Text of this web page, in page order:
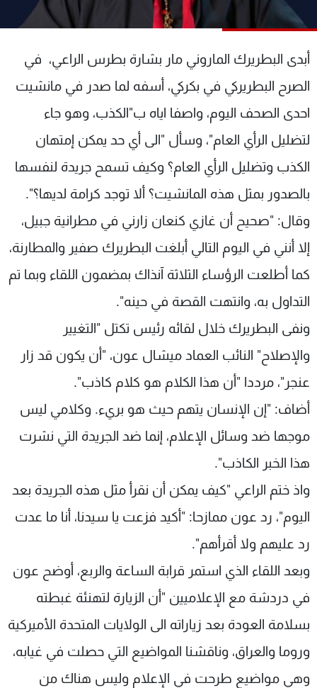
أبدى البطريرك الماروني مار بشارة بطرس الراعي، في
الصرح البطريركي في بكركي، أسفه لما صدر في مانشيت
احدى الصحف اليوم، واصفا اياه ب"الكذب، وهو جاء
لتضليل الرأي العام"، وسأل "الى أي حد يمكن إمتهان
الكذب وتضليل الرأي العام؟ وكيف تسمح جريدة لنفسها
بالصدور بمثل هذه المانشيت؟ ألا توجد كرامة لديها؟".
وقال: "صحيح أن غازي كنعان زارني في مطرانية جبيل،
إلا أنني في اليوم التالي أبلغت البطريرك صفير والمطارنة،
كما أطلعت الرؤساء الثلاثة آنذاك بمضمون اللقاء وبما تم
التداول به، وانتهت القصة في حينه".
ونفى البطريرك خلال لقائه رئيس تكتل "التغيير
والإصلاح" النائب العماد ميشال عون، "أن يكون قد زار
عنجر"، مرددا "أن هذا الكلام هو كلام كاذب".
أضاف: "إن الإنسان يتهم حيث هو بريء. وكلامي ليس
موجها ضد وسائل الإعلام، إنما ضد الجريدة التي نشرت
هذا الخبر الكاذب".
واذ ختم الراعي "كيف يمكن أن نقرأ مثل هذه الجريدة بعد
اليوم"، رد عون ممازحا: "أكيد فزعت يا سيدنا، أنا ما عدت
رد عليهم ولا أقرأهم".
وبعد اللقاء الذي استمر قرابة الساعة والربع، أوضح عون
في دردشة مع الإعلاميين "أن الزيارة لتهنئة غبطته
بسلامة العودة بعد زياراته الى الولايات المتحدة الأميركية
وروما والعراق، وناقشنا المواضيع التي حصلت في غيابه،
وهي مواضيع طرحت في الإعلام وليس هناك من
شاهد البرامج
الترددات
عن MTV
الإنـتـاج
لاعلاناتكم
وظائف
تواصل معنا
شروط الإسـتخدام